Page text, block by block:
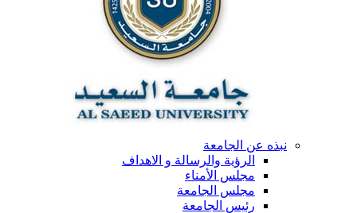
نبذه عن الجامعة
الرؤية والرسالة و الاهداف
مجلس الأمناء
مجلس الجامعة
رئيس الجامعة